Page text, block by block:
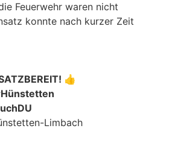
Feuerwehr waren nicht
konnte nach kurzer Zeit
👍
Limbach